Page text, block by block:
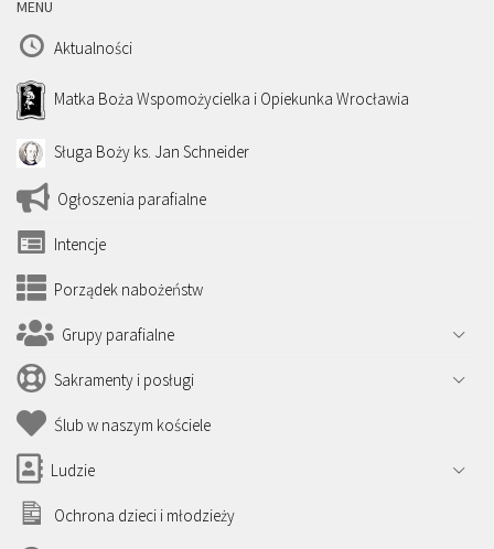
MENU
Aktualności
Matka Boża Wspomożycielka i Opiekunka Wrocławia
Sługa Boży ks. Jan Schneider
Ogłoszenia parafialne
Intencje
Porządek nabożeństw
Grupy parafialne
Sakramenty i posługi
Ślub w naszym kościele
Ludzie
Ochrona dzieci i młodzieży